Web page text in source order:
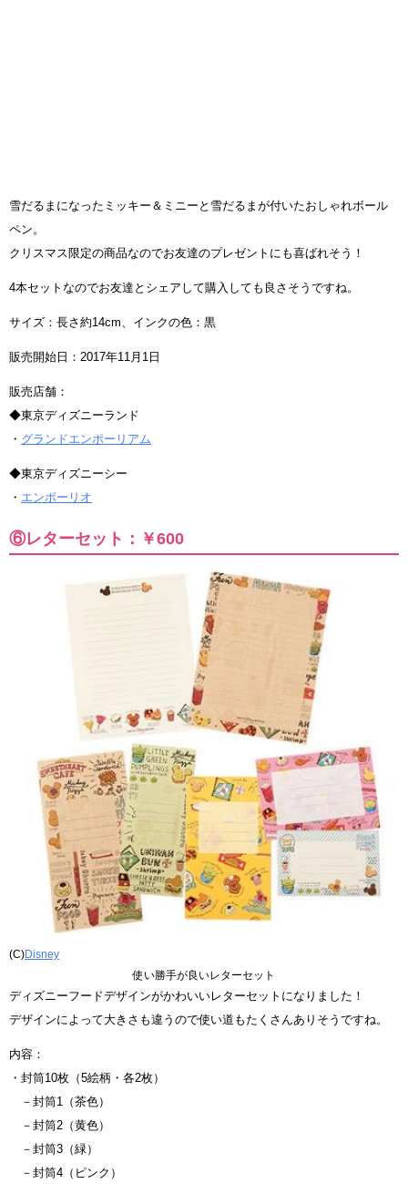
雪だるまになったミッキー＆ミニーと雪だるまが付いたおしゃれボール
ペン。
クリスマス限定の商品なのでお友達のプレゼントにも喜ばれそう！
4本セットなのでお友達とシェアして購入しても良さそうですね。
サイズ：長さ約14cm、インクの色：黒
販売開始日：2017年11月1日
販売店舗：
◆東京ディズニーランド
・ グランドエンポーリアム
◆東京ディズニーシー
・ エンポーリオ
⑥レターセット：￥600
(C)Disney
使い勝手が良いレターセット
ディズニーフードデザインがかわいいレターセットになりました！
デザインによって大きさも違うので使い道もたくさんありそうですね。
内容：
・封筒10枚（5絵柄・各2枚）
－封筒1（茶色）
－封筒2（黄色）
－封筒3（緑）
－封筒4（ピンク）